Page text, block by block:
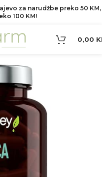
za narudžbe preko 50 KM,
100 KM!
0,00